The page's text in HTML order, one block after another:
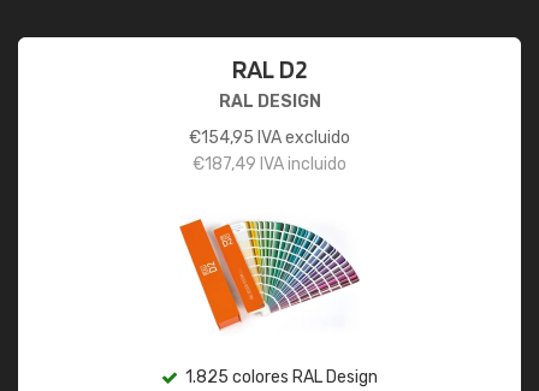
RAL D2
RAL DESIGN
€154,95 IVA excluido
€187,49 IVA incluido
1.825 colores RAL Design